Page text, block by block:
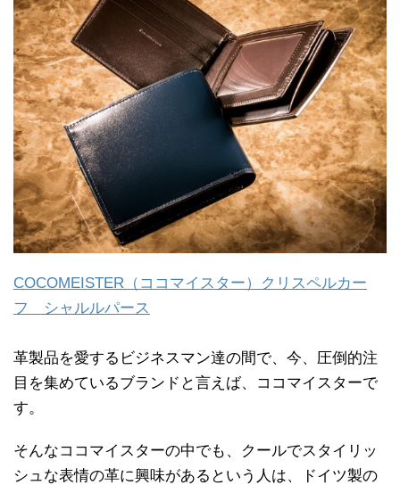
COCOMEISTER（ココマイスター）クリスペルカー
フ シャルルパース
革製品を愛するビジネスマン達の間で、今、圧倒的注
目を集めているブランドと言えば、ココマイスターで
す。
そんなココマイスターの中でも、クールでスタイリッ
シュな表情の革に興味があるという人は、ドイツ製の